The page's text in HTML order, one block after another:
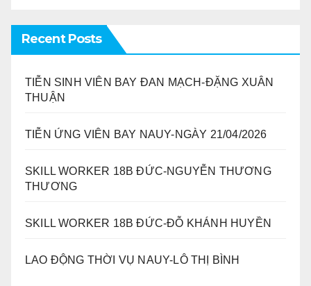
Recent Posts
TIỄN SINH VIÊN BAY ĐAN MẠCH-ĐẶNG XUÂN
THUẬN
TIỄN ỨNG VIÊN BAY NAUY-NGÀY 21/04/2026
SKILL WORKER 18B ĐỨC-NGUYỄN THƯƠNG
THƯƠNG
SKILL WORKER 18B ĐỨC-ĐỖ KHÁNH HUYỀN
LAO ĐỘNG THỜI VỤ NAUY-LÔ THỊ BÌNH